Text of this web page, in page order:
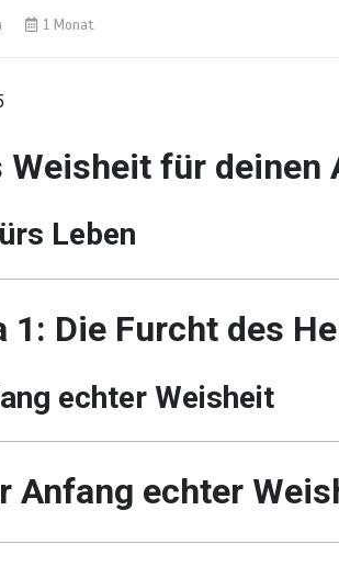
1 Monat
Weisheit für deinen
Leben
1: Die Furcht des
echter Weisheit
Anfang echter